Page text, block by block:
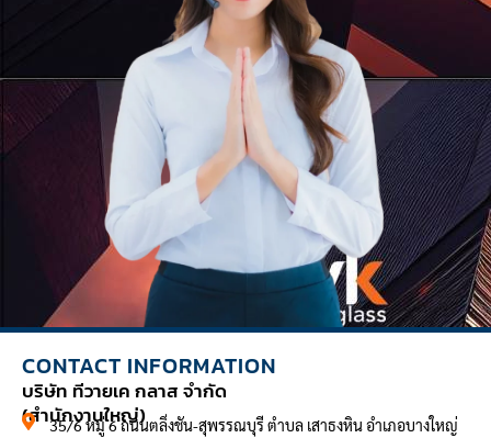
CONTACT INFORMATION
บริษัท ทีวายเค กลาส จำกัด
(สำนักงานใหญ่)
35/6 หมู่ 6 ถนนตลิ่งชัน-สุพรรณบุรี ตำบล เสาธงหิน อำเภอบางใหญ่